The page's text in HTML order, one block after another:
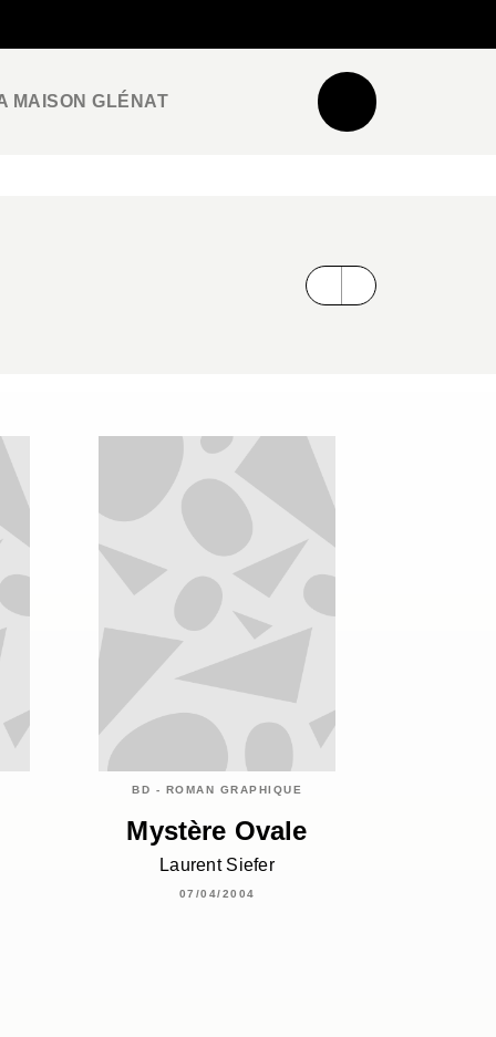
MAISON GLÉNAT
BD - ROMAN GRAPHIQUE
Mystère Ovale
Laurent Siefer
07/04/2004